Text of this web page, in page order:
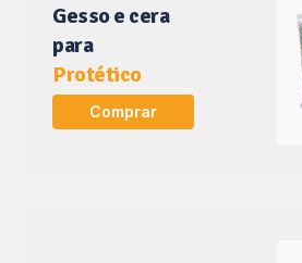
Gesso e cera
para
Protético
Comprar